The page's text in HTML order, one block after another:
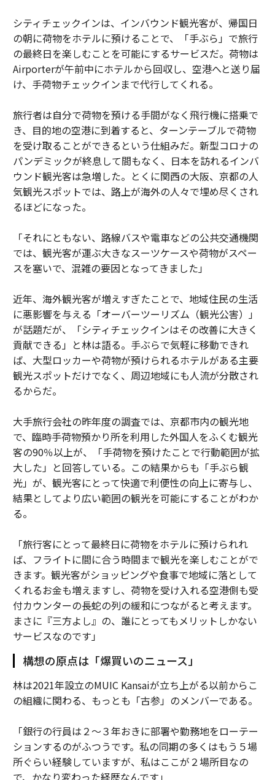
シティチェックインは、インバウンド観光客が、帰国日
の朝に荷物をホテルに預けることで、「手ぶら」で旅行
の最終日を楽しむことを可能にするサービスだ。荷物は
Airporterが午前中にホテルから回収し、空港へと送り届
け、手荷物チェックインまで代行してくれる。
旅行者は自分で荷物を預ける手間がなく飛行機に搭乗で
き、目的地の空港に到着すると、ターンテーブルで荷物
を受け取ることができるという仕組みだ。新型コロナの
パンデミックが終息して間もなく、日本を訪れるインバ
ウンド観光客は急増した。とくに関西の大阪、京都の人
気観光スポットでは、路上が海外の人々で埋め尽くされ
るほどになった。
「それにともない、路線バスや電車などの公共交通機関
では、観光客が運ぶ大きなスーツケースや荷物がスペー
スを塞いで、混雑の要因となってきました」
近年、海外観光客が増えすぎたことで、地域住民の生活
に悪影響を与える「オーバーツーリズム（観光公害）」
が話題だが、「シティチェックインはその改善に大きく
貢献できる」と林は語る。手ぶらで気軽に移動できれ
ば、大型ロッカーや荷物が預けられるホテルがある主要
観光スポットだけでなく、周辺地域にも人流が分散され
るからだ。
大手旅行会社の昨年度の調査では、京都市内の観光地
で、臨時手荷物預かり所を利用した外国人をふくむ観光
客の90％以上が、「手荷物を預けたことで行動範囲が拡
大した」と回答している。この結果からも「手ぶら観
光」が、観光客にとって快適で利便性の向上に寄与し、
結果としてより広い範囲の観光を可能にすることがわか
る。
「旅行客にとって最終日に荷物をホテルに預けられれ
ば、フライトに間に合う時間まで観光を楽しむことがで
きます。観光客がショッピングや食事で地域に落として
くれるお金も増えますし、荷物を受け入れる空港側も受
付カウンターの長蛇の列の緩和につながると考えます。
まさに『三方よし』の、誰にとってもメリットしかない
サービスなのです」
構想の原点は「爆買いのニュース」
林は2021年設立のMUIC Kansaiが立ち上がる以前からこ
の組織に関わる、もっとも「古参」のメンバーである。
「銀行の行員は２〜３年おきに部署や勤務地をローテー
ションするのがふつうです。私の同期の多くはもう５場
所ぐらい経験していますが、私はここが２場所目なの
で、かなり変わった経歴なんです」